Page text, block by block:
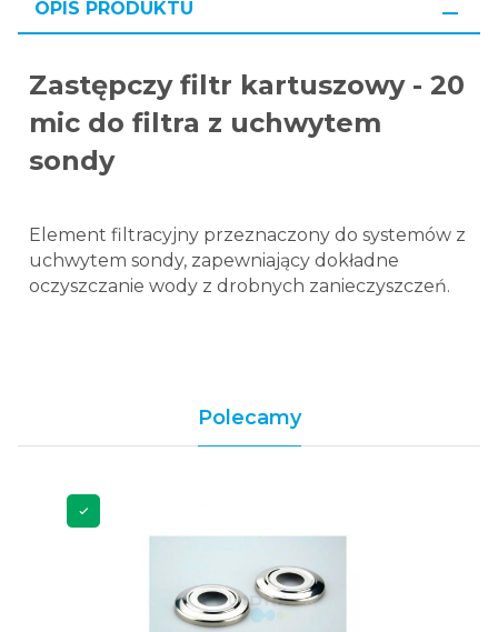
OPIS PRODUKTU
Zastępczy filtr kartuszowy - 20
mic do filtra z uchwytem
sondy
Element filtracyjny przeznaczony do systemów z
uchwytem sondy, zapewniający dokładne
oczyszczanie wody z drobnych zanieczyszczeń.
Polecamy